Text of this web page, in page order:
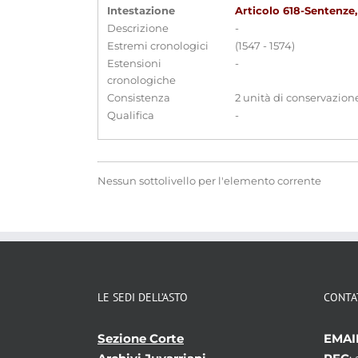
Intestazione
Articolo 618-
Descrizione
-
Estremi cronologici
(1547 - 1574)
Estensioni
cronologiche
-
Consistenza
2 unità di
Qualifica
-
Nessun sottolivello per l'elemento corrente
LE SEDI DELL’ASTO
Sezione Corte